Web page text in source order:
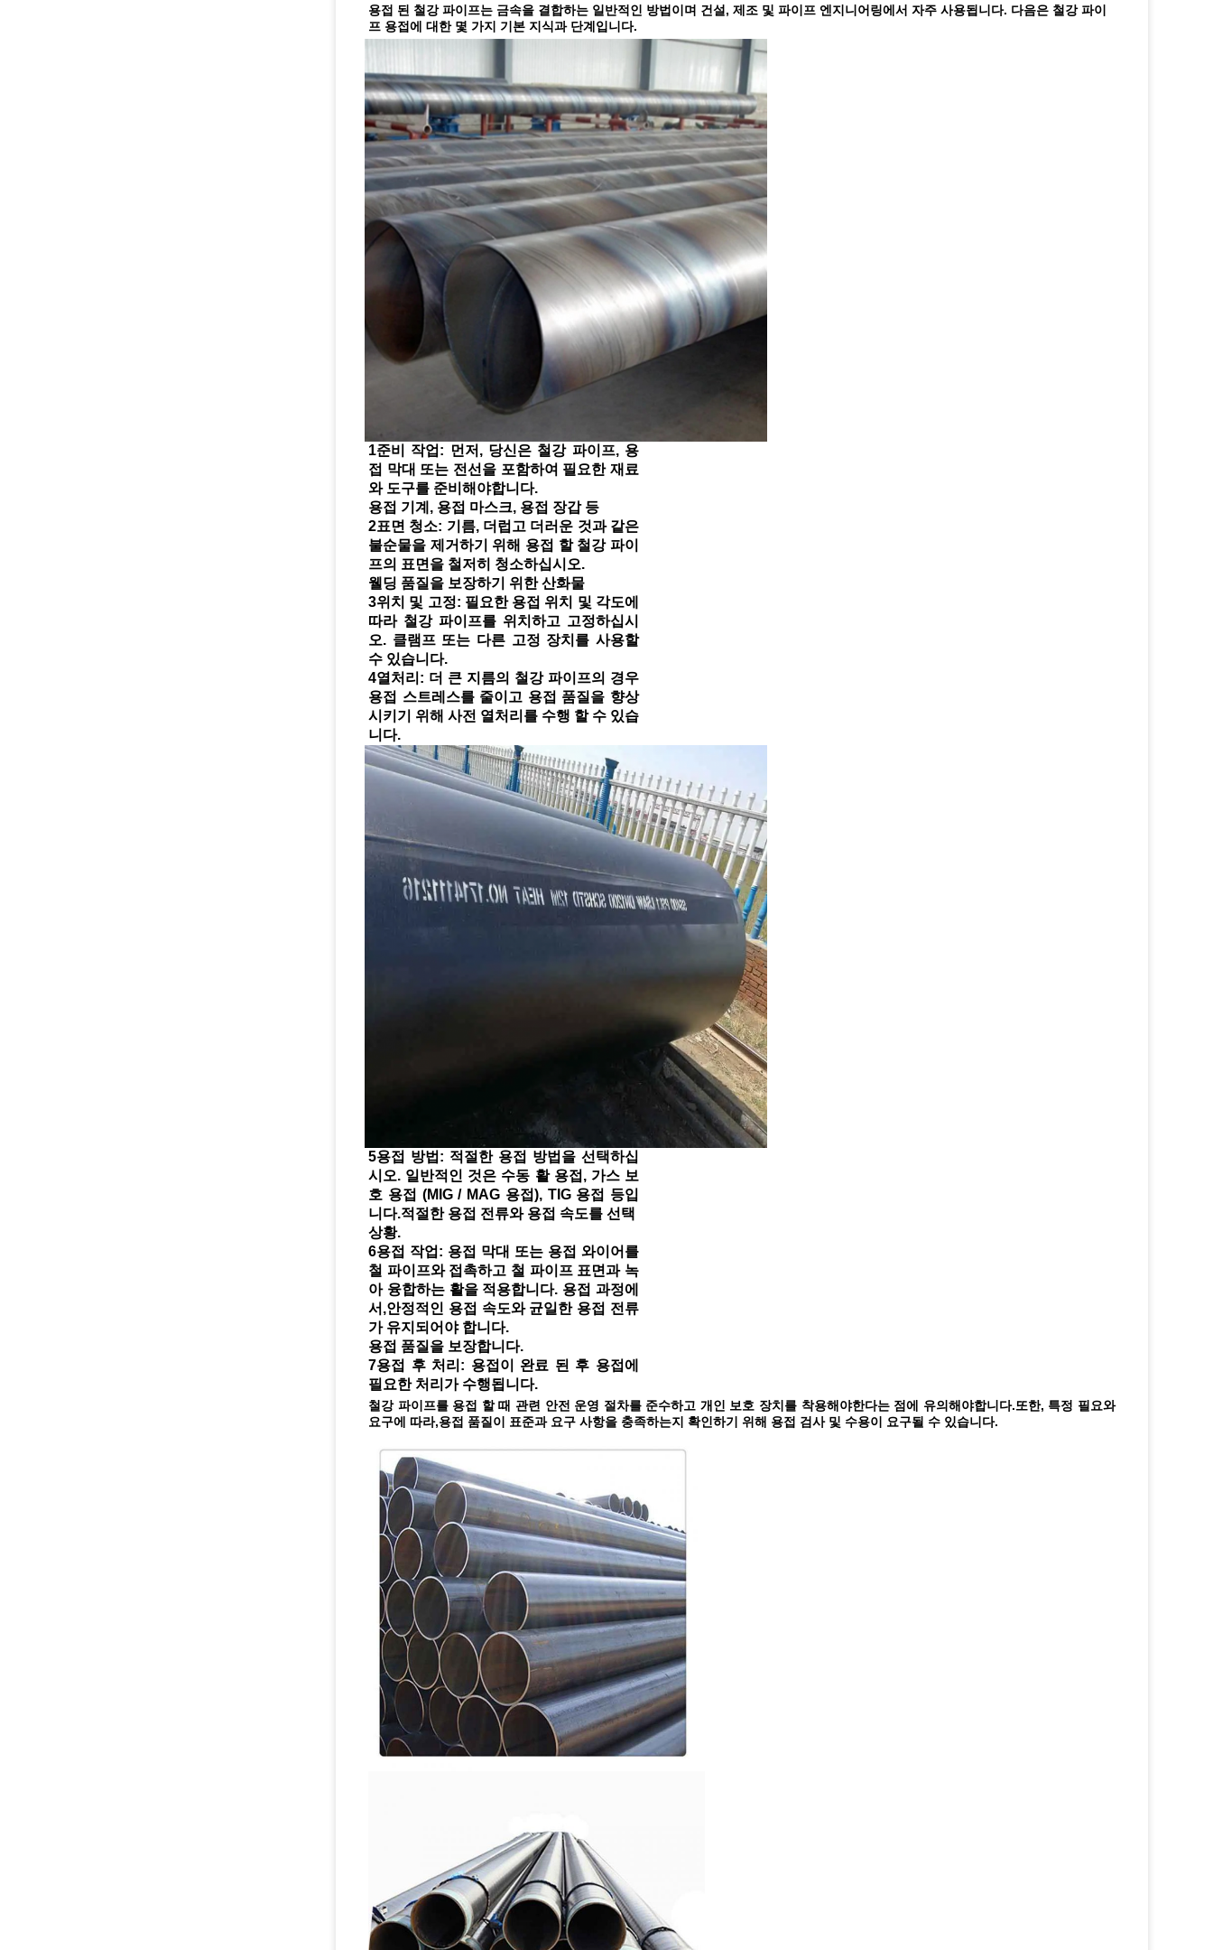
용접 된 철강 파이프는 금속을 결합하는 일반적인 방법이며 건설, 제조 및 파이프 엔지니어링에서 자주 사용됩니다. 다음은 철강 파이
프 용접에 대한 몇 가지 기본 지식과 단계입니다.
1준비 작업: 먼저, 당신은 철강 파이프, 용
접 막대 또는 전선을 포함하여 필요한 재료
와 도구를 준비해야합니다.
용접 기계, 용접 마스크, 용접 장갑 등
2표면 청소: 기름, 더럽고 더러운 것과 같은
불순물을 제거하기 위해 용접 할 철강 파이
프의 표면을 철저히 청소하십시오.
웰딩 품질을 보장하기 위한 산화물
3위치 및 고정: 필요한 용접 위치 및 각도에
따라 철강 파이프를 위치하고 고정하십시
오. 클램프 또는 다른 고정 장치를 사용할
수 있습니다.
4열처리: 더 큰 지름의 철강 파이프의 경우
용접 스트레스를 줄이고 용접 품질을 향상
시키기 위해 사전 열처리를 수행 할 수 있습
니다.
5용접 방법: 적절한 용접 방법을 선택하십
시오. 일반적인 것은 수동 활 용접, 가스 보
호 용접 (MIG / MAG 용접), TIG 용접 등입
니다.적절한 용접 전류와 용접 속도를 선택
상황.
6용접 작업: 용접 막대 또는 용접 와이어를
철 파이프와 접촉하고 철 파이프 표면과 녹
아 융합하는 활을 적용합니다. 용접 과정에
서,안정적인 용접 속도와 균일한 용접 전류
가 유지되어야 합니다.
용접 품질을 보장합니다.
7용접 후 처리: 용접이 완료 된 후 용접에
필요한 처리가 수행됩니다.
철강 파이프를 용접 할 때 관련 안전 운영 절차를 준수하고 개인 보호 장치를 착용해야한다는 점에 유의해야합니다.또한, 특정 필요와
요구에 따라,용접 품질이 표준과 요구 사항을 충족하는지 확인하기 위해 용접 검사 및 수용이 요구될 수 있습니다.